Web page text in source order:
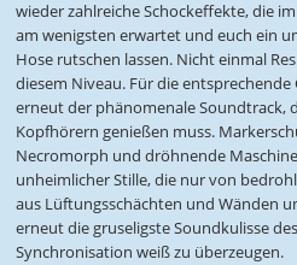
wieder zahlreiche Schockeffekte, die
am wenigsten erwartet und euch ein
Hose rutschen lassen. Nicht einmal
diesem Niveau. Für die
erneut der phänomenale Soundtrack,
Kopfhörern genießen muss.
Necromorph und dröhnende
unheimlicher Stille, die nur von
aus Lüftungsschächten und Wänden
erneut die gruseligste Soundkulisse
Synchronisation weiß zu überzeugen.